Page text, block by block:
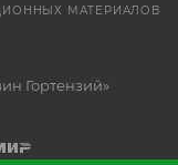
МАТЕРИАЛОВ
Гортензий»